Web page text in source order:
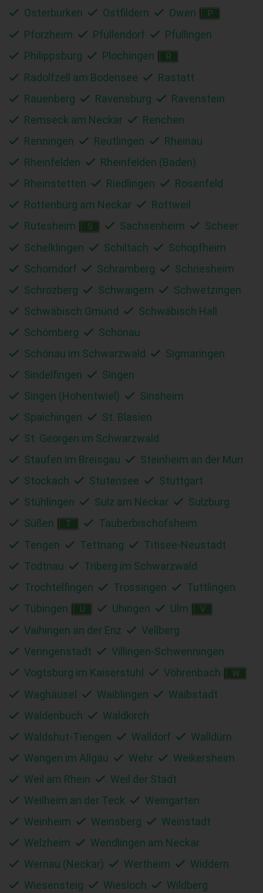
Osterburken
Ostfildern Owen P
Pforzheim Pfullendorf
Pfullingen
Philippsburg
Plochingen R
Radolfzell am Bodensee
Rastatt
Rauenberg
Ravensburg
Ravenstein
Remseck am Neckar
Renchen
Renningen
Reutlingen
Rheinau
Rheinfelden
Rheinfelden (Baden)
Rheinstetten
Riedlingen
Rosenfeld
Rottenburg am Neckar
Rottweil
Rutesheim
S Sachsenheim
Scheer
Schelklingen
Schiltach
Schopfheim
Schorndorf
Schramberg
Schriesheim
Schrozberg
Schwaigern
Schwetzingen
Schwäbisch Gmünd
Schwäbisch Hall
Schömberg
Schönau
Schönau im Schwarzwald
Sigmaringen
Sindelfingen
Singen
Singen (Hohentwiel)
Sinsheim
Spaichingen
St. Blasien
St. Georgen im Schwarzwald
Staufen im Breisgau
Steinheim an der Murr
Stockach
Stutensee
Stuttgart
Stühlingen
Sulz am Neckar
Sulzburg
Süßen
T
Tauberbischofsheim
Tengen
Tettnang
Titisee-Neustadt
Todtnau
Triberg im Schwarzwald
Trochtelfingen
Trossingen
Tuttlingen
Tübingen
U Uhingen Ulm V
Vaihingen an der Enz
Vellberg
Veringenstadt
Villingen-Schwenningen
Vogtsburg im Kaiserstuhl
Vöhrenbach W
Waghäusel Waiblingen
Waibstadt
Waldenbuch
Waldkirch
Waldshut-Tiengen
Walldorf
Walldürn
Wangen im Allgäu
Wehr
Weikersheim
Weil am Rhein
Weil der Stadt
Weilheim an der Teck
Weingarten
Weinheim
Weinsberg
Weinstadt
Welzheim
Wendlingen am Neckar
Wernau (Neckar)
Wertheim
Widdern
Wiesensteig
Wiesloch Wildberg